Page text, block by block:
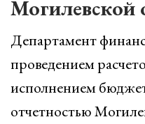
Могилевской
Департамент
проведением
исполнением
отчетностью